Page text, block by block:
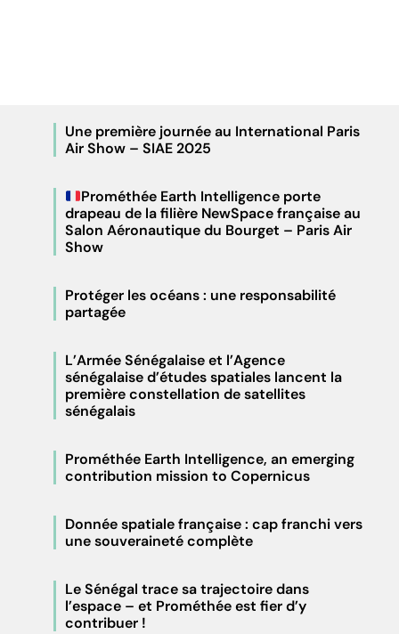
Une première journée au International Paris
Air Show – SIAE 2025
Prométhée Earth Intelligence porte
drapeau de la filière NewSpace française au
Salon Aéronautique du Bourget – Paris Air
Show
Protéger les océans : une responsabilité
partagée
L’Armée Sénégalaise et l’Agence
sénégalaise d’études spatiales lancent la
première constellation de satellites
sénégalais
Prométhée Earth Intelligence, an emerging
contribution mission to Copernicus
Donnée spatiale française : cap franchi vers
une souveraineté complète
Le Sénégal trace sa trajectoire dans
l’espace – et Prométhée est fier d’y
contribuer !